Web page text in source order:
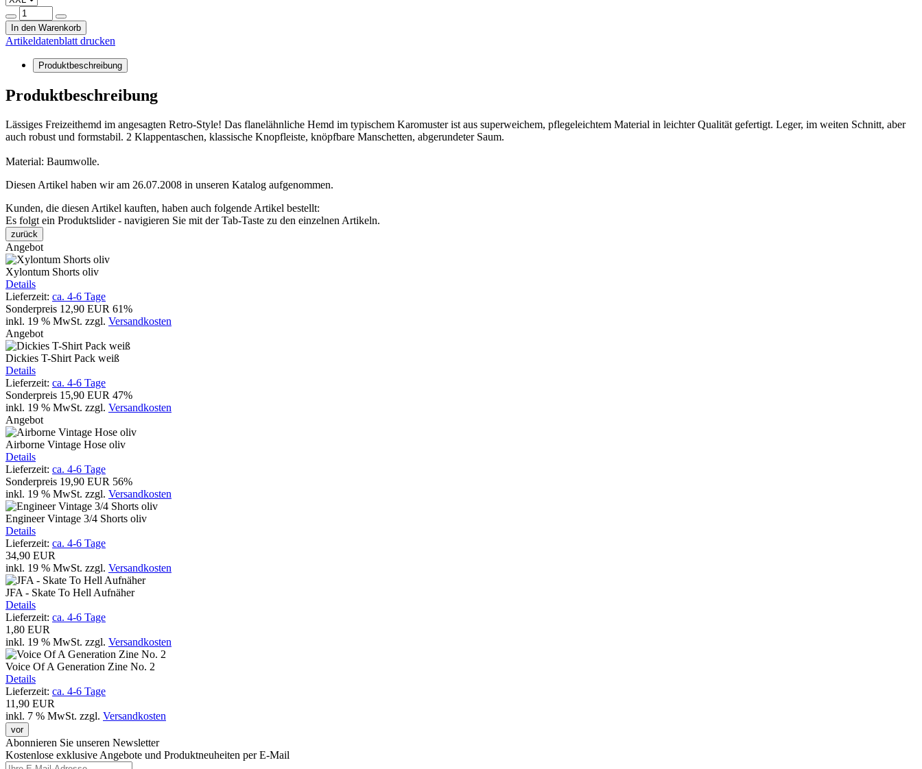
In den Warenkorb
Artikeldatenblatt drucken
Produktbeschreibung
Produktbeschreibung
Lässiges Freizeithemd im angesagten Retro-Style! Das flanelähnliche Hemd im typischem Karomuster ist aus superweichem, pflegeleichtem Material in leichter Qualität gefertigt. Leger, im weiten Schnitt, aber
auch robust und formstabil. 2 Klappentaschen, klassische Knopfleiste, knöpfbare Manschetten, abgerundeter Saum.
Material: Baumwolle.
Diesen Artikel haben wir am 26.07.2008 in unseren Katalog aufgenommen.
Kunden, die diesen Artikel kauften, haben auch folgende Artikel bestellt:
Es folgt ein Produktslider - navigieren Sie mit der Tab-Taste zu den einzelnen Artikeln.
zurück
Angebot
Xylontum Shorts oliv
Details
Lieferzeit: ca. 4-6 Tage
Sonderpreis 12,90 EUR 61%
inkl. 19 % MwSt. zzgl. Versandkosten
Angebot
Dickies T-Shirt Pack weiß
Details
Lieferzeit: ca. 4-6 Tage
Sonderpreis 15,90 EUR 47%
inkl. 19 % MwSt. zzgl. Versandkosten
Angebot
Airborne Vintage Hose oliv
Details
Lieferzeit: ca. 4-6 Tage
Sonderpreis 19,90 EUR 56%
inkl. 19 % MwSt. zzgl. Versandkosten
Engineer Vintage 3/4 Shorts oliv
Details
Lieferzeit: ca. 4-6 Tage
34,90 EUR
inkl. 19 % MwSt. zzgl. Versandkosten
JFA - Skate To Hell Aufnäher
Details
Lieferzeit: ca. 4-6 Tage
1,80 EUR
inkl. 19 % MwSt. zzgl. Versandkosten
Voice Of A Generation Zine No. 2
Details
Lieferzeit: ca. 4-6 Tage
11,90 EUR
inkl. 7 % MwSt. zzgl. Versandkosten
vor
Abonnieren Sie unseren Newsletter
Kostenlose exklusive Angebote und Produktneuheiten per E-Mail